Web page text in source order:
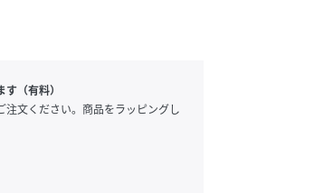
（有料）
文ください。商品をラッピングし